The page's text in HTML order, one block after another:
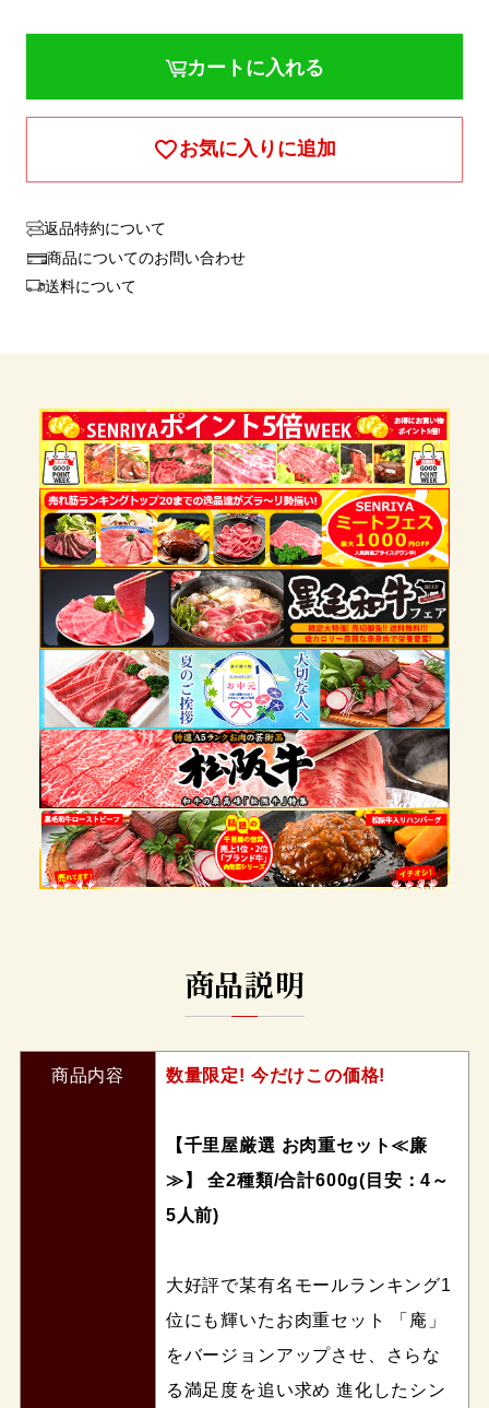
お気に入りに追加
カートに入れる
返品特約について
商品についてのお問い合わせ
送料について
商品説明
商品内容 数量限定! 今だけこの価格!
【千里屋厳選 お肉重セット≪廉
≫】 全2種類/合計600g(目安：4～
5人前)
大好評で某有名モールランキング1
位にも輝いたお肉重セット 「庵」
をバージョンアップさせ、さらな
る満足度を追い求め 進化したシン